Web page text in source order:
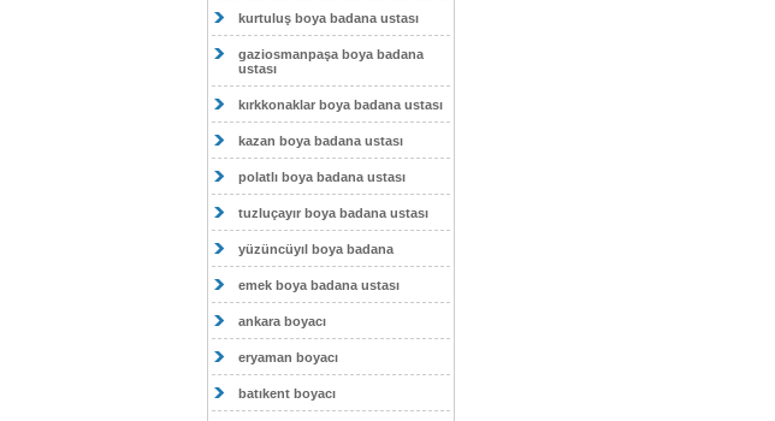
kurtuluş boya badana ustası
gaziosmanpaşa boya badana
ustası
kırkkonaklar boya badana ustası
kazan boya badana ustası
polatlı boya badana ustası
tuzluçayır boya badana ustası
yüzüncüyıl boya badana
emek boya badana ustası
ankara boyacı
eryaman boyacı
batıkent boyacı